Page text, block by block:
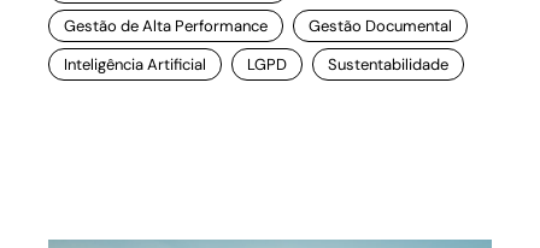
Gestão de Alta Performance
Gestão Documental
Inteligência Artificial
LGPD Sustentabilidade